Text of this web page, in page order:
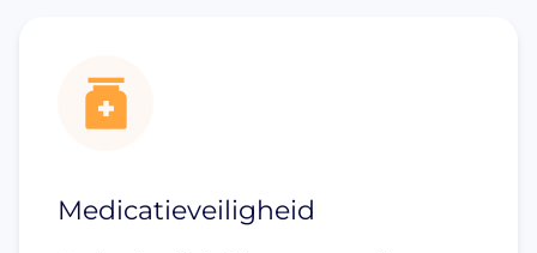
Medicatieveiligheid